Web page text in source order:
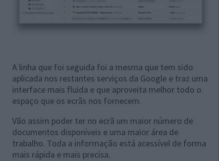
A linha que foi seguida foi a mesma que tem sido
aplicada nos restantes serviços da Google e traz uma
interface mais fluida e que aproveita melhor todo o
espaço que os ecrãs nos fornecem.
Vão assim poder ter no ecrã um maior número de
documentos disponíveis e uma maior área de
trabalho. Toda a informação está acessível de forma
mais rápida e mais precisa.